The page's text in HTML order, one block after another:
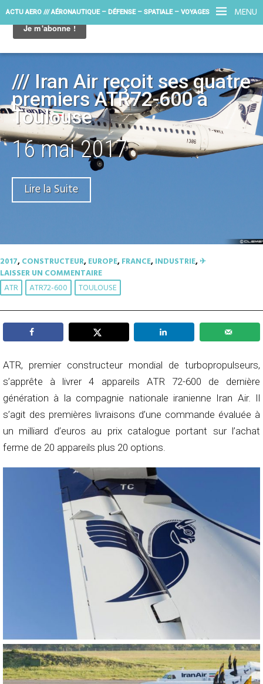
MENU
ACTU AERO /// AÉRONAUTIQUE – DÉFENSE – SPATIALE – VOYAGES
/// Iran Air reçoit ses quatre
premiers ATR72-600 à
Toulouse
16 mai 2017
Lire la Suite
2017,CONSTRUCTEUR,EUROPE,FRANCE,INDUSTRIE,✈︎
LAISSER UN COMMENTAIRE
ATR ATR72-600 TOULOUSE
ATR, premier constructeur mondial de turbopropulseurs,
s’apprête à livrer 4 appareils ATR 72-600 de dernière
génération à la compagnie nationale iranienne Iran Air. Il
s’agit des premières livraisons d’une commande évaluée à
un milliard d’euros au prix catalogue portant sur l’achat
ferme de 20 appareils plus 20 options.